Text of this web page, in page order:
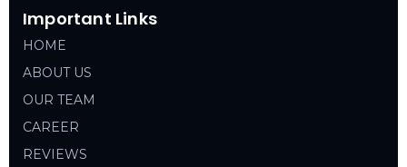
Important Links
HOME
ABOUT US
OUR TEAM
CAREER
REVIEWS